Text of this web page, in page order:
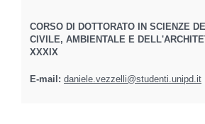
CORSO DI DOTTORATO IN SCIENZE
CIVILE, AMBIENTALE E
XXXIX
E-mail: daniele.vezzelli@studenti.unipd.it